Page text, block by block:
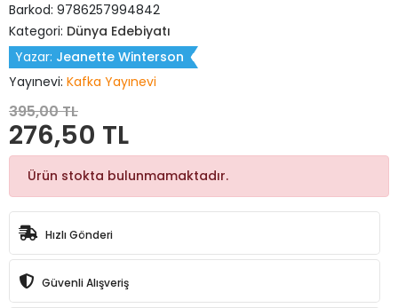
Barkod: 9786257994842
Kategori: Dünya Edebiyatı
Yazar: Jeanette Winterson
Yayınevi: Kafka Yayınevi
395,00 TL
276,50 TL
Ürün stokta bulunmamaktadır.
Hızlı Gönderi
Güvenli Alışveriş